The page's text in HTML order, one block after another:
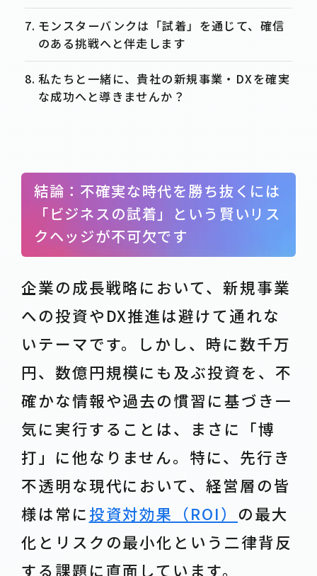
結論：不確実な時代を勝ち抜くには
「ビジネスの試着」という賢いリス
クヘッジが不可欠です
企業の成長戦略において、新規事業
への投資やDX推進は避けて通れな
いテーマです。しかし、時に数千万
円、数億円規模にも及ぶ投資を、不
確かな情報や過去の慣習に基づき一
気に実行することは、まさに「博
打」に他なりません。特に、先行き
不透明な現代において、経営層の皆
様は常に投資対効果（ROI） の最大
化とリスクの最小化という二律背反
する課題に直面しています。
モンスターバンクは「試着」を通じて、確信
のある挑戦へと伴走します
私たちと一緒に、貴社の新規事業・DXを確実
な成功へと導きませんか？